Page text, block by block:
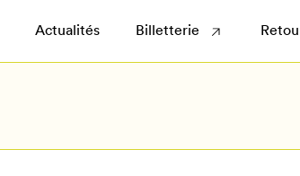
Actualités Billetterie